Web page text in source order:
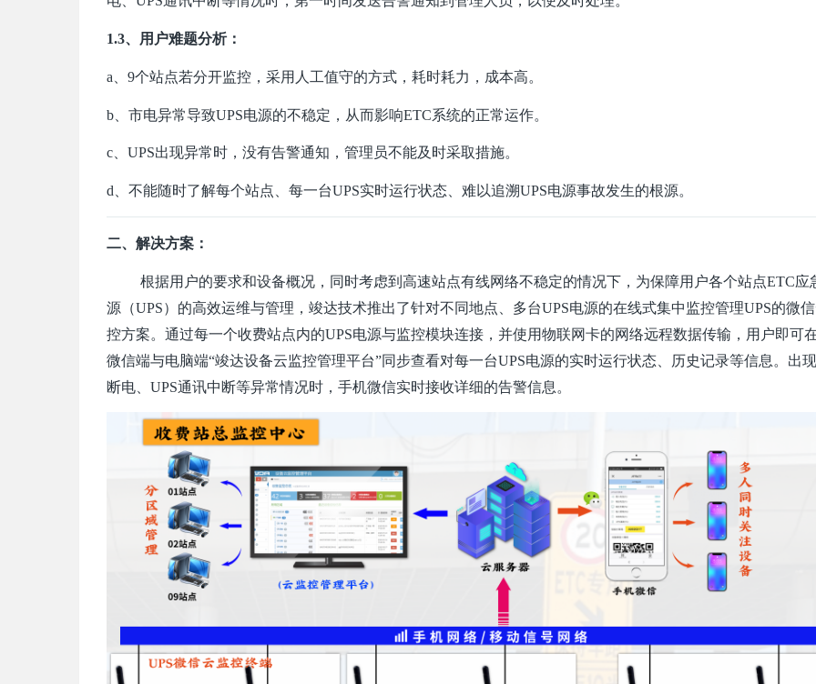
1.3、用户难题分析：
a、9个站点若分开监控，采用人工值守的方式，耗时耗力，成本高。
b、市电异常导致UPS电源的不稳定，从而影响ETC系统的正常运作。
c、UPS出现异常时， 没有告警通知，管理员不能及时采取措施。
d、 不能随时了解每个站点、每一台UPS实时运行状态、难以追溯UPS电源事故发生的根源。
二、解决方案：
根据用户的要求和设备概况，同时考虑到高速站点有线网络不稳定的情况下，为保障用户各个站点ETC应
源（UPS）的高效运维与管理，竣达技术推出了针对不同地点、多台UPS电源的在线式集中监控管理UPS的微
控方案。 通过每一个收费站点内的UPS电源与监控模块连接，并使用物联网卡的网络远程数据传输，用户即可
微信端与电脑端“竣达设备云监控管理平台”同步查看对每一台UPS电源的实时运行状态、历史记录等信息。出
断电、UPS通讯中断等异常情况时，手机微信实时接收详细的告警信息。